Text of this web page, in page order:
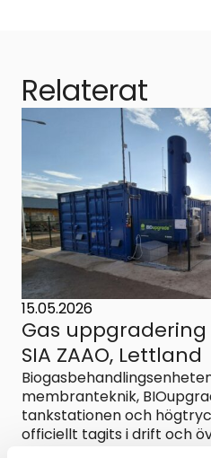
Relaterat
15.05.2026
Gas
SIA ZAAO, Lettland
membranteknik,
tankstationen och
officiellt tagits i drift och